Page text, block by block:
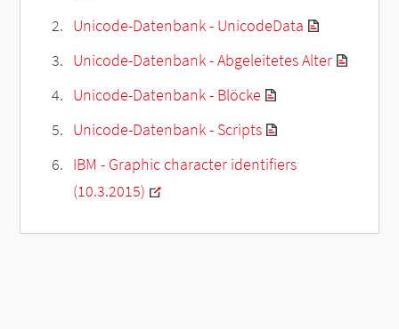
Unicode-Datenbank - UnicodeData
Unicode-Datenbank - Abgeleitetes Alter
Unicode-Datenbank - Blöcke
Unicode-Datenbank - Scripts
IBM - Graphic character identifiers
(10.3.2015)